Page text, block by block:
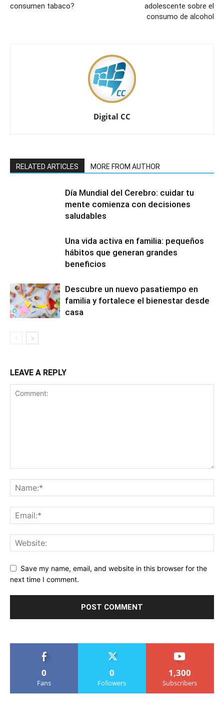
consumen tabaco?
adolescente sobre el
consumo de alcohol
Digital CC
RELATED ARTICLES MORE FROM AUTHOR
Día Mundial del Cerebro: cuidar tu
mente comienza con decisiones
saludables
Una vida activa en familia: pequeños
hábitos que generan grandes
beneficios
Descubre un nuevo pasatiempo en
familia y fortalece el bienestar desde
casa
LEAVE A REPLY
Save my name, email, and website in this browser for the
next time I comment.
0
Fans
0
Followers
1,300
Subscribers